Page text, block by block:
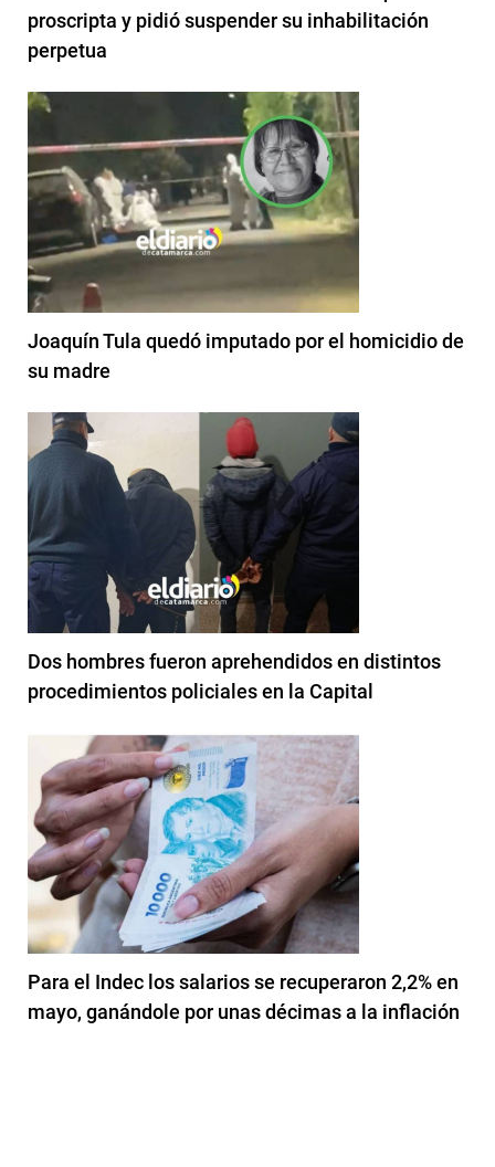
proscripta y pidió suspender su inhabilitación
perpetua
Joaquín Tula quedó imputado por el homicidio de
su madre
Dos hombres fueron aprehendidos en distintos
procedimientos policiales en la Capital
Para el Indec los salarios se recuperaron 2,2% en
mayo, ganándole por unas décimas a la inflación